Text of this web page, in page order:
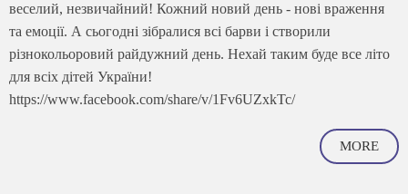
веселий, незвичайний! Кожний новий день - нові враження
та емоції. А сьогодні зібралися всі барви і створили
різнокольоровий райдужний день. Нехай таким буде все літо
для всіх дітей України!
https://www.facebook.com/share/v/1Fv6UZxkTc/
MORE